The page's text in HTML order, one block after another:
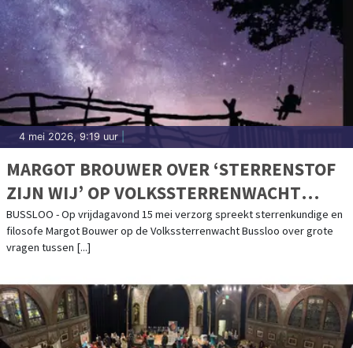
4 mei 2026, 9:19 uur
MARGOT BROUWER OVER ‘STERRENSTOF
ZIJN WIJ’ OP VOLKSSTERRENWACHT
BUSSLOO
BUSSLOO - Op vrijdagavond 15 mei verzorg spreekt sterrenkundige en
filosofe Margot Bouwer op de Volkssterrenwacht Bussloo over grote
vragen tussen [...]